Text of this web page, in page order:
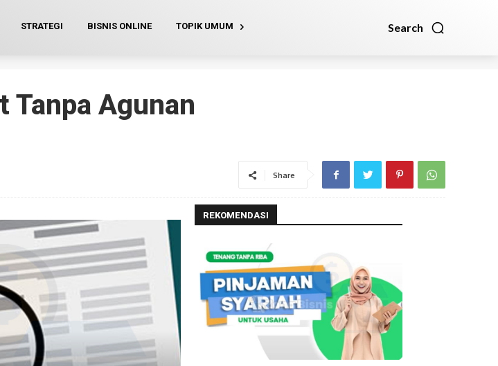
Search
STRATEGI BISNIS ONLINE TOPIK UMUM
Tanpa Agunan
Share
REKOMENDASI